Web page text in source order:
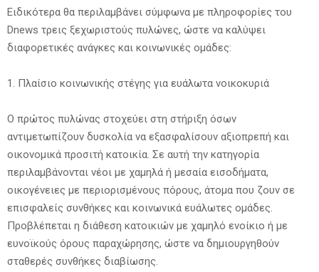
Ειδικότερα θα περιλαμβάνει σύμφωνα με πληροφορίες του
Dnews τρεις ξεχωριστούς πυλώνες, ώστε να καλύψει
διαφορετικές ανάγκες και κοινωνικές ομάδες:
1. Πλαίσιο κοινωνικής στέγης για ευάλωτα νοικοκυριά
Ο πρώτος πυλώνας στοχεύει στη στήριξη όσων
αντιμετωπίζουν δυσκολία να εξασφαλίσουν αξιοπρεπή και
οικονομικά προσιτή κατοικία. Σε αυτή την κατηγορία
περιλαμβάνονται νέοι με χαμηλά ή μεσαία εισοδήματα,
οικογένειες με περιορισμένους πόρους, άτομα που ζουν σε
επισφαλείς συνθήκες και κοινωνικά ευάλωτες ομάδες.
Προβλέπεται η διάθεση κατοικιών με χαμηλό ενοίκιο ή με
ευνοϊκούς όρους παραχώρησης, ώστε να δημιουργηθούν
σταθερές συνθήκες διαβίωσης.